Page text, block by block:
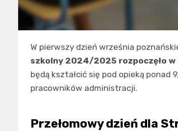
W pierwszy dzień września
szkolny 2024/2025 rozpoczęło
będą kształcić się pod opieką ponad
pracowników administracji.
Przełomowy dzień dla